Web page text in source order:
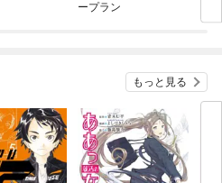
ープラン
もっと見る